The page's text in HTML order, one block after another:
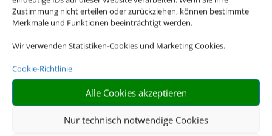
Zustimmung nicht erteilen oder zurückziehen, können bestimmte
Merkmale und Funktionen beeinträchtigt werden.
Wir verwenden Statistiken-Cookies und Marketing Cookies.
Cookie-Richtlinie
Alle Cookies akzeptieren
Nur technisch notwendige Cookies
gesundheitspolizeiliche Formalitäten unterrichtet.
6.2. Soweit mit Ihnen nicht ausdrücklich vereinbart,
sind Sie für die Einhaltung dieser Pass- und
gesundheitspolizeilichen Formalitäten und aller
weiteren für die Durchführung der Reise geltenden
gesetzlichen Vorschriften die Reisenden selbst
verantwortlich. Dazu gehört insbesondere die
rechtzeitige Beantragung von Visa für das